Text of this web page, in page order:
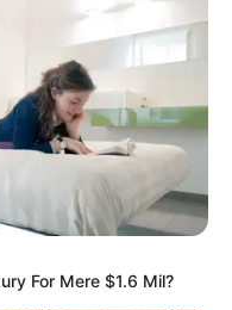
For Mere $1.6 Mil?